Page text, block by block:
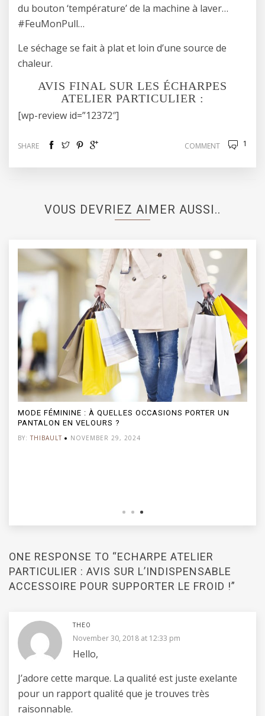
du bouton ‘température’ de la machine à laver…
#FeuMonPull…
Le séchage se fait à plat et loin d’une source de
chaleur.
AVIS FINAL SUR LES ÉCHARPES
ATELIER PARTICULIER :
[wp-review id=”12372″]
SHARE COMMENT 1
VOUS DEVRIEZ AIMER AUSSI..
ONE RESPONSE TO “ECHARPE ATELIER
PARTICULIER : AVIS SUR L’INDISPENSABLE
ACCESSOIRE POUR SUPPORTER LE FROID !”
THEO
November 30, 2018 at 12:33 pm
Hello,
J’adore cette marque. La qualité est juste exelante
pour un rapport qualité que je trouves très
raisonnable.